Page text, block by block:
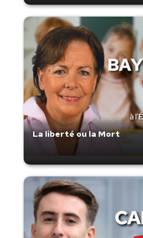
La liberté ou la Mort